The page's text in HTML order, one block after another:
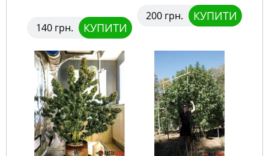
140 грн. КУПИТИ
200 грн. КУПИТИ